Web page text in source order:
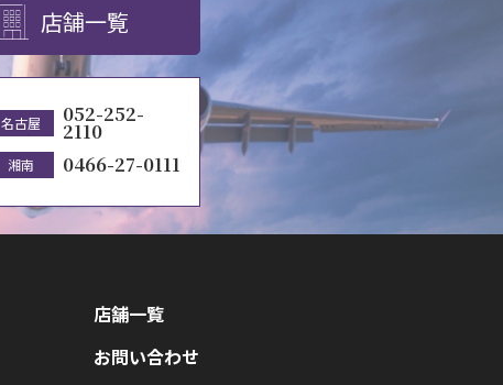
店舗一覧
名古屋 052-252-
2110
湘南 0466-27-0111
店舗一覧
お問い合わせ